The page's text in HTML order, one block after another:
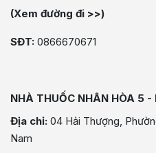
(Xem đường đi >>)
SĐT: 0866670671
NHÀ THUỐC NHÂN HÒA 5 -
Địa chỉ: 04 Hải Thượng,
Nam